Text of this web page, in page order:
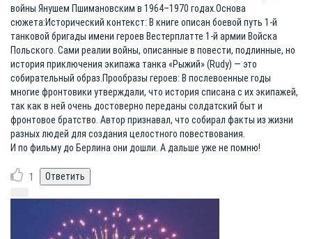
войны Янушем Пшимановским в 1964–1970 годах.Основа
сюжета:Исторический контекст: В книге описан боевой путь 1-й
танковой бригады имени героев Вестерплатте 1-й армии Войска
Польского. Сами реалии войны, описанные в повести, подлинные, но
история приключения экипажа танка «Рыжий» (Rudy) — это
собирательный образ.Прообразы героев: В послевоенные годы
многие фронтовики утверждали, что история списана с их экипажей,
так как в ней очень достоверно переданы солдатский быт и
фронтовое братство. Автор признавал, что собирал факты из жизни
разных людей для создания целостного повествования.
И по фильму до Берлина они дошли. А дальше уже не помню!
1